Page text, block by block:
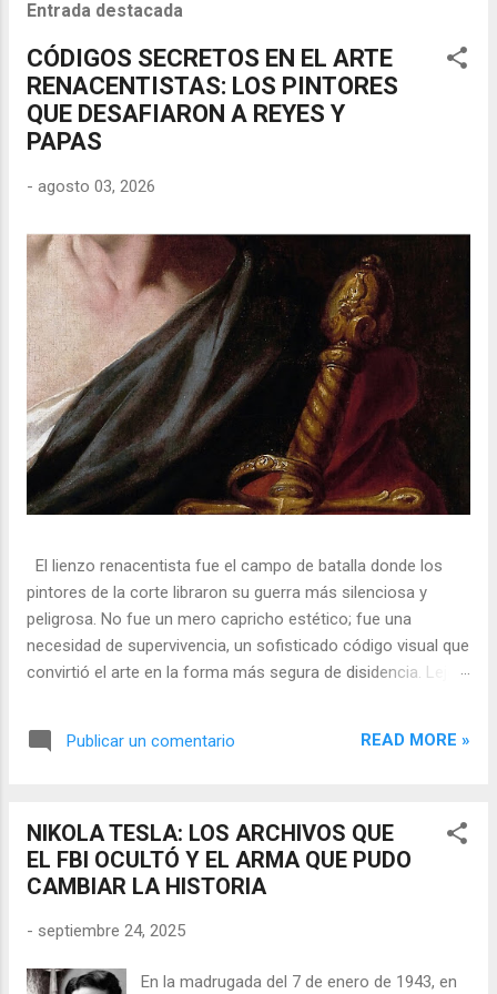
Entrada destacada
CÓDIGOS SECRETOS EN EL ARTE
RENACENTISTAS: LOS PINTORES
QUE DESAFIARON A REYES Y
PAPAS
- agosto 03, 2026
El lienzo renacentista fue el campo de batalla donde los
pintores de la corte libraron su guerra más silenciosa y
peligrosa. No fue un mero capricho estético; fue una
necesidad de supervivencia, un sofisticado código visual que
convirtió el arte en la forma más segura de disidencia. Lejos
artistas eran agentes dobles, equilibrando su necesidad de
mecenazgo real con la obligación de preservar su integridad
pintores encontraron en los símbolos, las distorsiones y los
objetos cotidianos un lenguaje cifrado capaz de eludir a los
censores y desafiar al trono. 🎭 La arquitectura del engaño
sino un objeto tridimensional y multifacético. Los pintores
de la corte eran los agentes dobles definitivos, y dominaban
Publicar un comentario READ MORE »
NIKOLA TESLA: LOS ARCHIVOS QUE
EL FBI OCULTÓ Y EL ARMA QUE PUDO
CAMBIAR LA HISTORIA
- septiembre 24, 2025
En la madrugada del 7 de enero de 1943, en